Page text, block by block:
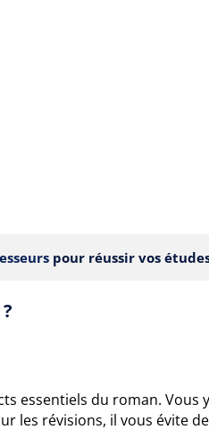
pour réussir vos
essentiels du roman. Vous
les révisions, il vous évite